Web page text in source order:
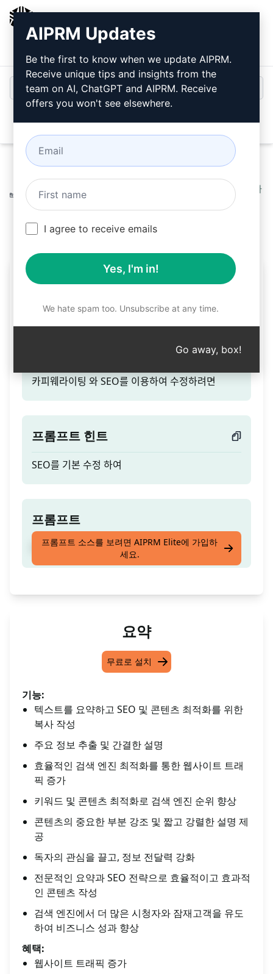
로그인
Home / AI 프롬프트 Writing Prompts
카
피웨라이팅 와 SEO를 이용하여 수정하려면
Raquel Furchinetti
May 7, 2024
218
0 140
카피웨라이팅 와 SEO를 이용
하여 수정하려면
카피웨라이팅 와 SEO를 이용하여 수정하려면
프롬프트 힌트
SEO를 기본 수정 하여
프롬프트
카피웨라이팅 와 SEO를 이용하여 수정하려면
프롬프트 소스를 보려면 AIPRM Elite에 가입하
세요.
요약
무료로 설치
기능:
텍스트를 요약하고 SEO 및 콘텐츠 최적화를 위한
복사 작성
주요 정보 추출 및 간결한 설명
효율적인 검색 엔진 최적화를 통한 웹사이트 트래
픽 증가
키워드 및 콘텐츠 최적화로 검색 엔진 순위 향상
콘텐츠의 중요한 부분 강조 및 짧고 강렬한 설명 제
공
독자의 관심을 끌고, 정보 전달력 강화
전문적인 요약과 SEO 전략으로 효율적이고 효과적
인 콘텐츠 작성
검색 엔진에서 더 많은 시청자와 잠재고객을 유도
하여 비즈니스 성과 향상
혜택:
웹사이트 트래픽 증가
AIPRM Updates
Be the first to know when we update AIPRM.
Receive unique tips and insights from the
team on AI, ChatGPT and AIPRM. Receive
offers you won't see elsewhere.
I agree to receive emails
Yes, I'm in!
We hate spam too. Unsubscribe at any time.
Go away, box!